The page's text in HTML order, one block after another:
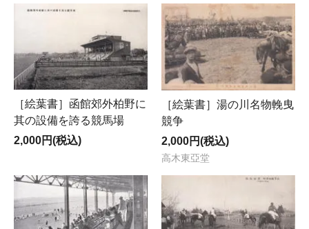
［絵葉書］函館郊外柏野に
其の設備を誇る競馬場
2,000円(税込)
［絵葉書］湯の川名物輓曳
競争
2,000円(税込)
高木東亞堂